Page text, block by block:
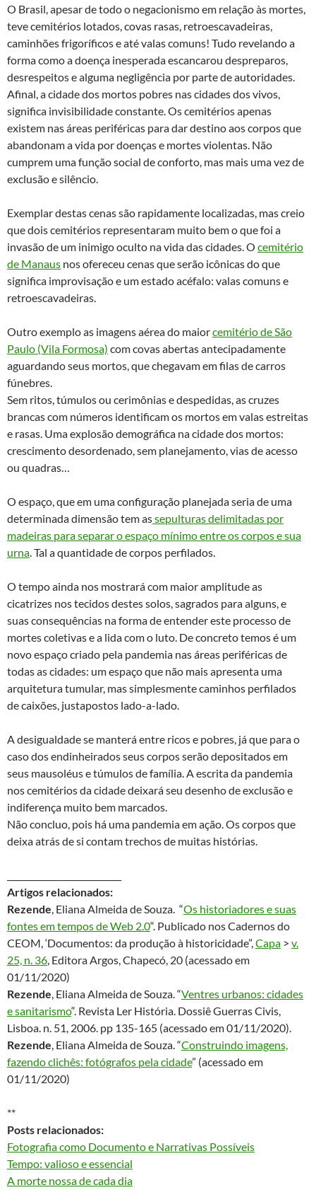
O Brasil, apesar de todo o negacionismo em relação às mortes,
teve cemitérios lotados, covas rasas, retroescavadeiras,
caminhões frigoríficos e até valas comuns! Tudo revelando a
forma como a doença inesperada escancarou despreparos,
desrespeitos e alguma negligência por parte de autoridades.
Afinal, a cidade dos mortos pobres nas cidades dos vivos,
significa invisibilidade constante. Os cemitérios apenas
existem nas áreas periféricas para dar destino aos corpos que
abandonam a vida por doenças e mortes violentas. Não
cumprem uma função social de conforto, mas mais uma vez de
exclusão e silêncio.
Exemplar destas cenas são rapidamente localizadas, mas creio
que dois cemitérios representaram muito bem o que foi a
invasão de um inimigo oculto na vida das cidades. O cemitério
de Manaus nos ofereceu cenas que serão icônicas do que
significa improvisação e um estado acéfalo: valas comuns e
retroescavadeiras.
Outro exemplo as imagens aérea do maiorcemitério de São
Paulo (Vila Formosa) com covas abertas antecipadamente
aguardando seus mortos, que chegavam em filas de carros
fúnebres.
Sem ritos, túmulos ou cerimônias e despedidas, as cruzes
brancas com números identificam os mortos em valas estreitas
e rasas. Uma explosão demográfica na cidade dos mortos:
crescimento desordenado, sem planejamento, vias de acesso
ou quadras…
O espaço, que em uma configuração planejada seria de uma
determinada dimensão tem assepulturas delimitadas por
madeiras para separar o espaço mínimo entre os corpos e sua
urna. Tal a quantidade de corpos perfilados.
O tempo ainda nos mostrará com maior amplitude as
cicatrizes nos tecidos destes solos, sagrados para alguns, e
suas consequências na forma de entender este processo de
mortes coletivas e a lida com o luto. De concreto temos é um
novo espaço criado pela pandemia nas áreas periféricas de
todas as cidades: um espaço que não mais apresenta uma
arquitetura tumular, mas simplesmente caminhos perfilados
de caixões, justapostos lado-a-lado.
A desigualdade se manterá entre ricos e pobres, já que para o
caso dos endinheirados seus corpos serão depositados em
seus mausoléus e túmulos de família. A escrita da pandemia
nos cemitérios da cidade deixará seu desenho de exclusão e
indiferença muito bem marcados.
Não concluo, pois há uma pandemia em ação. Os corpos que
deixa atrás de si contam trechos de muitas histórias.
Artigos relacionados:
Rezende, Eliana Almeida de Souza. “Os historiadores e suas
fontes em tempos de Web 2.0“. Publicado nos Cadernos do
CEOM, ‘Documentos: da produção à historicidade”,Capa > v.
25, n. 36, Editora Argos, Chapecó, 20 (acessado em
01/11/2020)
Rezende, Eliana Almeida de Souza. “Ventres urbanos: cidades
e sanitarismo“. Revista Ler História. Dossiê Guerras Civis,
Lisboa. n. 51, 2006. pp 135-165 (acessado em 01/11/2020).
Rezende, Eliana Almeida de Souza. “Construindo imagens,
fazendo clichês: fotógrafos pela cidade” (acessado em
01/11/2020)
**
Posts relacionados:
Fotografia como Documento e Narrativas Possíveis
Tempo: valioso e essencial
A morte nossa de cada dia